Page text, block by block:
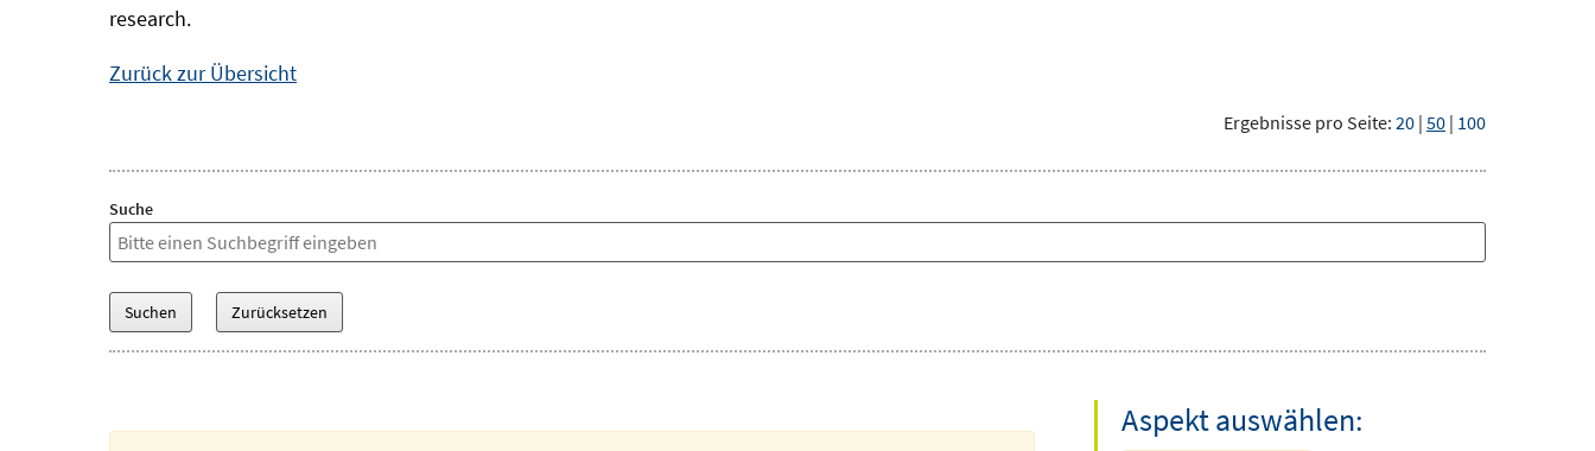
research.
Zurück zur Übersicht
Ergebnisse pro Seite: 20 | 50 | 100
Suche
Aspekt auswählen: